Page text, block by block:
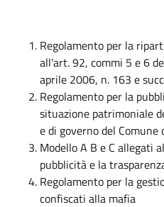
Regolamento per la
all'art. 92, commi 5 e 6
aprile 2006, n. 163 e
Regolamento per la
situazione patrimoniale
e di governo del Comune
Modello A B e C allegati
pubblicità e la
Regolamento per la
confiscati alla mafia